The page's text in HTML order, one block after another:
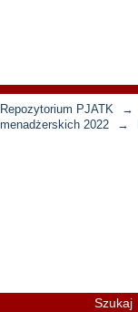
Repozytorium PJATK →
menadżerskich 2022
→
Szukaj